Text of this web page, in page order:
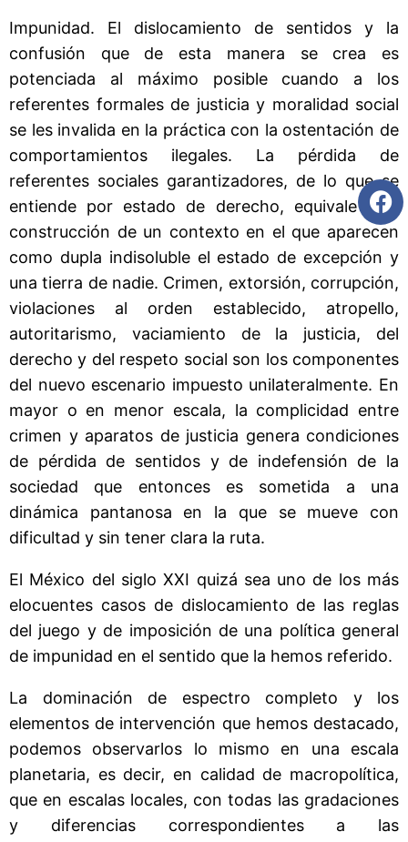
Impunidad. El dislocamiento de sentidos y la
confusión que de esta manera se crea es
potenciada al máximo posible cuando a los
referentes formales de justicia y moralidad social
se les invalida en la práctica con la ostentación de
comportamientos ilegales. La pérdida de
referentes sociales garantizadores, de lo que se
entiende por estado de derecho, equivale a la
construcción de un contexto en el que aparecen
como dupla indisoluble el estado de excepción y
una tierra de nadie. Crimen, extorsión, corrupción,
violaciones al orden establecido, atropello,
autoritarismo, vaciamiento de la justicia, del
derecho y del respeto social son los componentes
del nuevo escenario impuesto unilateralmente. En
mayor o en menor escala, la complicidad entre
crimen y aparatos de justicia genera condiciones
de pérdida de sentidos y de indefensión de la
sociedad que entonces es sometida a una
dinámica pantanosa en la que se mueve con
dificultad y sin tener clara la ruta.
El México del siglo XXI quizá sea uno de los más
elocuentes casos de dislocamiento de las reglas
del juego y de imposición de una política general
de impunidad en el sentido que la hemos referido.
La dominación de espectro completo y los
elementos de intervención que hemos destacado,
podemos observarlos lo mismo en una escala
planetaria, es decir, en calidad de macropolítica,
que en escalas locales, con todas las gradaciones
y diferencias correspondientes a las